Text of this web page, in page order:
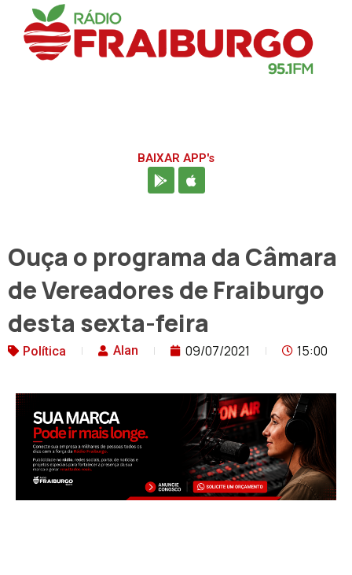
BAIXAR APP's
Ouça o programa da Câmara
de Vereadores de Fraiburgo
desta sexta-feira
Política Alan 09/07/2021 15:00